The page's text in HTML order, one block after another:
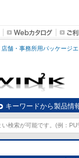
店舗・事務所用パッケージ
キーワードから製品情